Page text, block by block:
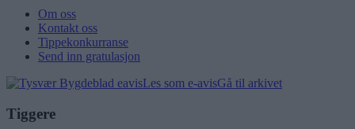
Om oss
Kontakt oss
Tippekonkurranse
Send inn gratulasjon
Les som e-avisGå til arkivet
Tiggere